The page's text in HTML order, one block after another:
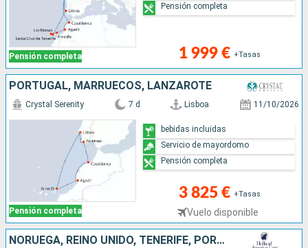
Pensión completa 1 999 € +Tasas
Pensión completa
PORTUGAL, MARRUECOS, LANZAROTE
Pensión completa
Crystal Serenity 7 d Lisboa 11/10/2026
3 825 € +Tasas
Vuelo disponible
bebidas incluidas
Servicio de mayordomo
Pensión completa
NORUEGA, REINO UNIDO, TENERIFE, PORTUGAL, LANZAROTE, PAISES BAJOS, MARRUECOS